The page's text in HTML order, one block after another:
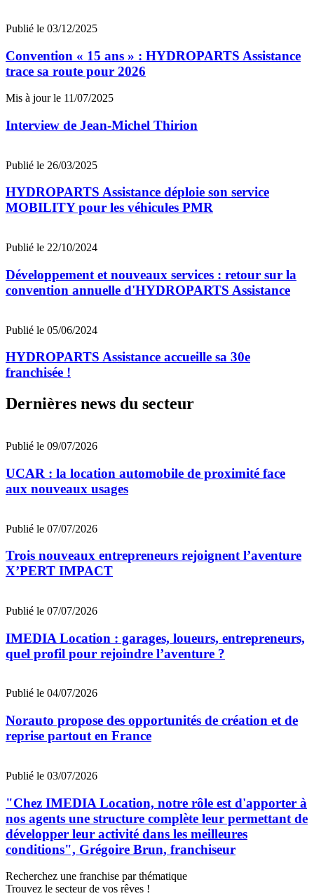
Publié le 03/12/2025
Convention « 15 ans » : HYDROPARTS Assistance
trace sa route pour 2026
Mis à jour le 11/07/2025
Interview de Jean-Michel Thirion
Publié le 26/03/2025
HYDROPARTS Assistance déploie son service
MOBILITY pour les véhicules PMR
Publié le 22/10/2024
Développement et nouveaux services : retour sur la
convention annuelle d'HYDROPARTS Assistance
Publié le 05/06/2024
HYDROPARTS Assistance accueille sa 30e
franchisée !
Dernières news du secteur
Publié le 09/07/2026
UCAR : la location automobile de proximité face
aux nouveaux usages
Publié le 07/07/2026
Trois nouveaux entrepreneurs rejoignent l’aventure
X’PERT IMPACT
Publié le 07/07/2026
IMEDIA Location : garages, loueurs, entrepreneurs,
quel profil pour rejoindre l’aventure ?
Publié le 04/07/2026
Norauto propose des opportunités de création et de
reprise partout en France
Publié le 03/07/2026
"Chez IMEDIA Location, notre rôle est d'apporter à
nos agents une structure complète leur permettant de
développer leur activité dans les meilleures
conditions", Grégoire Brun, franchiseur
Recherchez une franchise par thématique
Trouvez le secteur de vos rêves !